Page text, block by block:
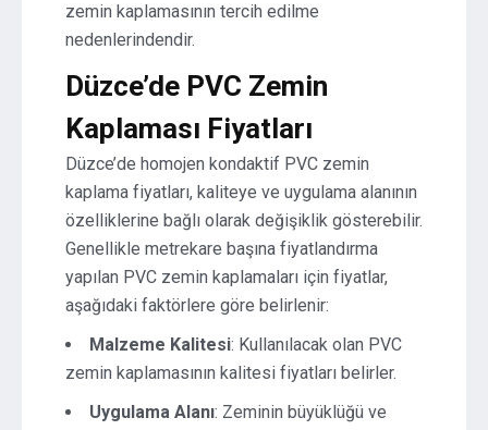
zemin kaplamasının tercih edilme
nedenlerindendir.
Düzce’de PVC Zemin
Kaplaması Fiyatları
Düzce’de homojen kondaktif PVC zemin
kaplama fiyatları, kaliteye ve uygulama alanının
özelliklerine bağlı olarak değişiklik gösterebilir.
Genellikle metrekare başına fiyatlandırma
yapılan PVC zemin kaplamaları için fiyatlar,
aşağıdaki faktörlere göre belirlenir:
Malzeme Kalitesi: Kullanılacak olan PVC
zemin kaplamasının kalitesi fiyatları belirler.
Uygulama Alanı: Zeminin büyüklüğü ve